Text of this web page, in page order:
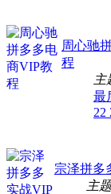
周心驰
程
主
最
22
宗泽拼多
主